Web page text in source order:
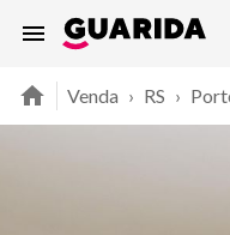
Venda › RS ›